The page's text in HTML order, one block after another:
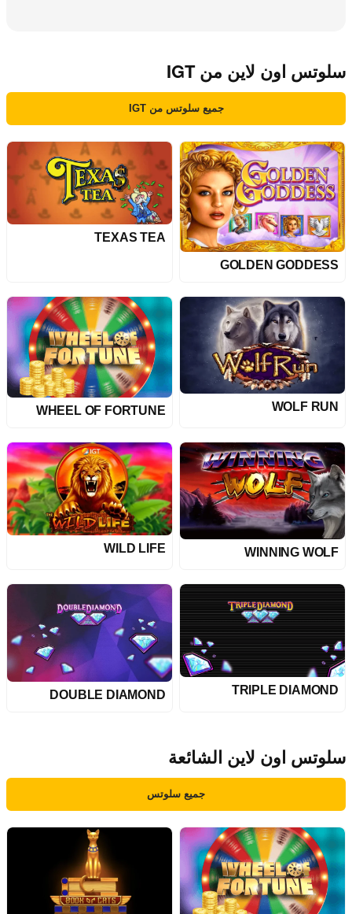
سلوتس اون لاين من IGT
جميع سلوتس من IGT
GOLDEN GODDESS
TEXAS TEA
WOLF RUN
WHEEL OF FORTUNE
WINNING WOLF
WILD LIFE
TRIPLE DIAMOND
DOUBLE DIAMOND
سلوتس اون لاين الشائعة
جميع سلوتس